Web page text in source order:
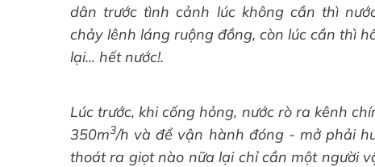
dân trước tình cảnh lúc không cần thì
chảy lênh láng ruộng đồng, còn lúc cần thì
lại... hết nước!.
Lúc trước, khi cống hỏng, nước rò ra kênh
350m3/h và để vận hành đóng - mở phải
thoát ra giọt nào nữa lại chỉ cần một người